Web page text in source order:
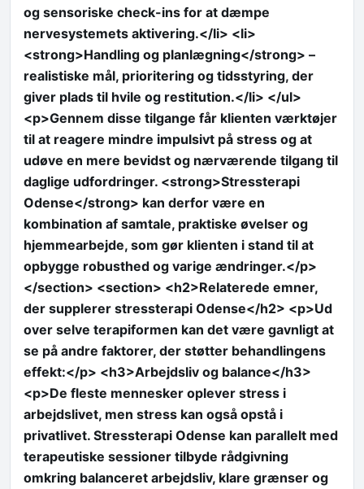
og sensoriske check-ins for at dæmpe
nervesystemets aktivering.</li> <li>
<strong>Handling og planlægning</strong> –
realistiske mål, prioritering og tidsstyring, der
giver plads til hvile og restitution.</li> </ul>
<p>Gennem disse tilgange får klienten værktøjer
til at reagere mindre impulsivt på stress og at
udøve en mere bevidst og nærværende tilgang til
daglige udfordringer. <strong>Stressterapi
Odense</strong> kan derfor være en
kombination af samtale, praktiske øvelser og
hjemmearbejde, som gør klienten i stand til at
opbygge robusthed og varige ændringer.</p>
</section> <section> <h2>Relaterede emner,
der supplerer stressterapi Odense</h2> <p>Ud
over selve terapiformen kan det være gavnligt at
se på andre faktorer, der støtter behandlingens
effekt:</p> <h3>Arbejdsliv og balance</h3>
<p>De fleste mennesker oplever stress i
arbejdslivet, men stress kan også opstå i
privatlivet. Stressterapi Odense kan parallelt med
terapeutiske sessioner tilbyde rådgivning
omkring balanceret arbejdsliv, klare grænser og